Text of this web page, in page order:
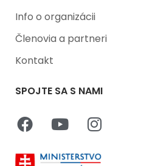
Info o organizácii
Členovia a partneri
Kontakt
SPOJTE SA S NAMI